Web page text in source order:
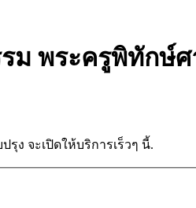
ม พระครูพิทักษ์
รุง จะเปิดให้บริการเร็วๆ นี้.